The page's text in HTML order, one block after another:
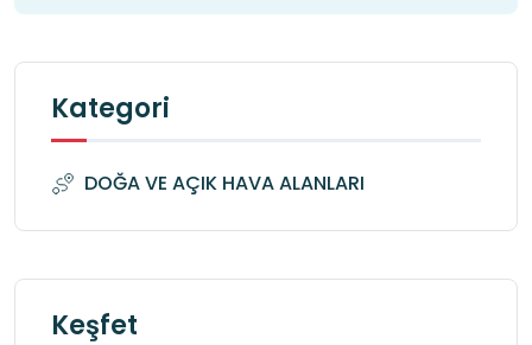
Kategori
DOĞA VE AÇIK HAVA ALANLARI
Keşfet